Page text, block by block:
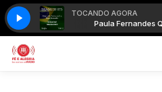
TOCANDO AGORA
É Paula Fernandes